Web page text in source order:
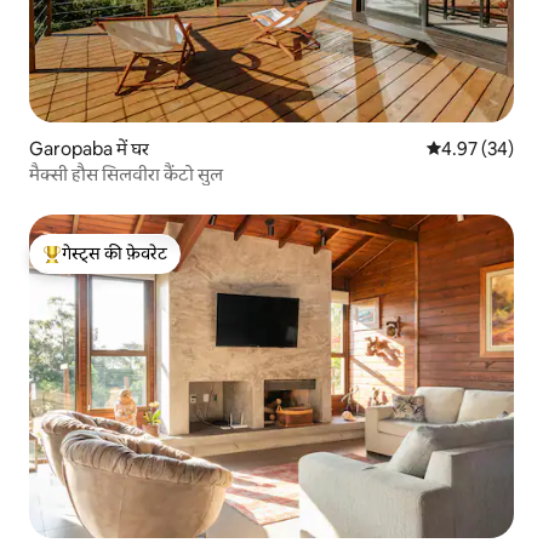
Garopaba में घर औसत रेटिंग 5 में
4.97 (34)
मैक्सी हौस सिलवीरा कैंटो सुल
गेस्ट्स का टॉप फ़ेवरेट
गेस्ट्स की फ़ेवरेट